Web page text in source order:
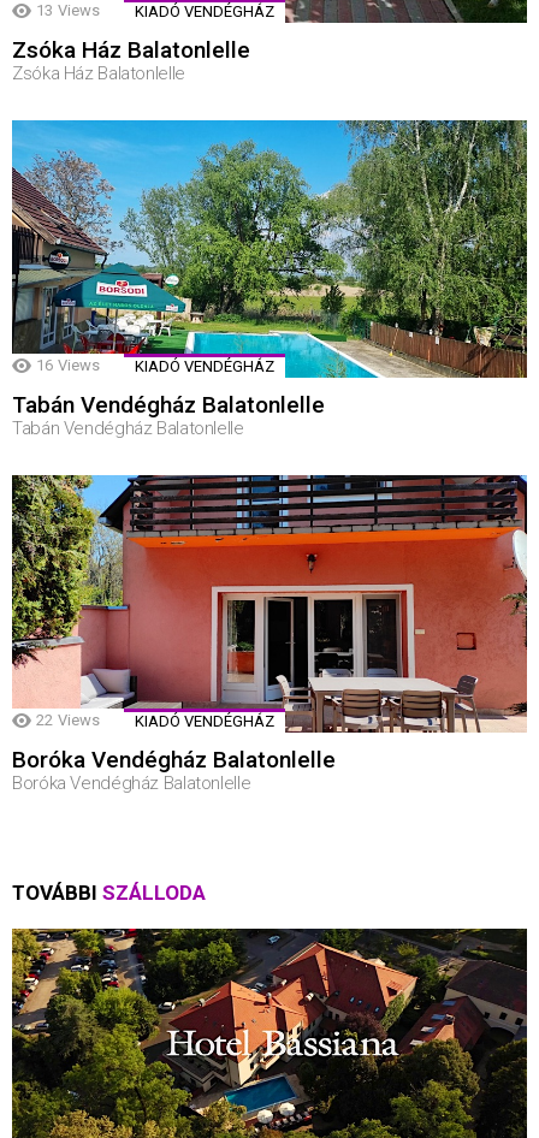
13 Views KIADÓ VENDÉGHÁZ
Zsóka Ház Balatonlelle
Zsóka Ház Balatonlelle
16 Views KIADÓ VENDÉGHÁZ
Tabán Vendégház Balatonlelle
Tabán Vendégház Balatonlelle
22 Views KIADÓ VENDÉGHÁZ
Boróka Vendégház Balatonlelle
Boróka Vendégház Balatonlelle
TOVÁBBI SZÁLLODA